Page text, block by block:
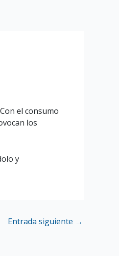
el consumo
los
y
Entrada siguiente →